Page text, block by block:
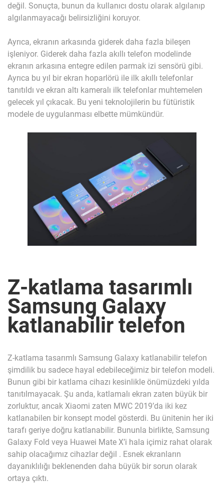
değil. Sonuçta, bunun da kullanıcı dostu olarak algılanıp
algılanmayacağı belirsizliğini koruyor.
Ayrıca, ekranın arkasında giderek daha fazla bileşen
işleniyor. Giderek daha fazla akıllı telefon modelinde
ekranın arkasına entegre edilen parmak izi sensörü gibi.
Ayrıca bu yıl bir ekran hoparlörü ile ilk akıllı telefonlar
tanıtıldı ve ekran altı kameralı ilk telefonlar muhtemelen
gelecek yıl çıkacak. Bu yeni teknolojilerin bu fütüristik
modele de uygulanması elbette mümkündür.
Z-katlama tasarımlı
Samsung Galaxy
katlanabilir telefon
Z-katlama tasarımlı Samsung Galaxy katlanabilir telefon
şimdilik bu sadece hayal edebileceğimiz bir telefon modeli.
Bunun gibi bir katlama cihazı kesinlikle önümüzdeki yılda
tanıtılmayacak. Şu anda, katlamalı ekran zaten büyük bir
zorluktur, ancak Xiaomi zaten MWC 2019’da iki kez
katlanabilen bir konsept model gösterdi. Bu ünitenin her iki
tarafı geriye doğru katlanabilir. Bununla birlikte, Samsung
Galaxy Fold veya Huawei Mate X’i hala içimiz rahat olarak
sahip olacağımız cihazlar değil . Esnek ekranların
dayanıklılığı beklenenden daha büyük bir sorun olarak
ortaya çıktı.